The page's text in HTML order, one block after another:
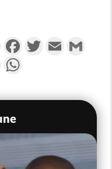
PartagerFacebookTwitterEmail
Messenger